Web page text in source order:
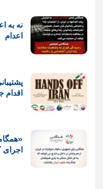
نه به
اعدام
اقدام
اجرای